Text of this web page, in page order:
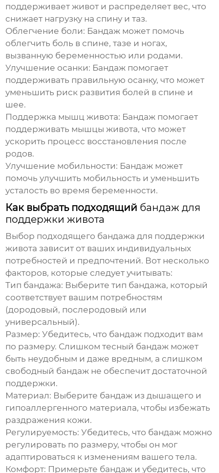
поддерживает живот и распределяет вес, что
снижает нагрузку на спину и таз.
Облегчение боли: Бандаж может помочь
облегчить боль в спине, тазе и ногах,
вызванную беременностью или родами.
Улучшение осанки: Бандаж помогает
поддерживать правильную осанку, что может
уменьшить риск развития болей в спине и
шее.
Поддержка мышц живота: Бандаж помогает
поддерживать мышцы живота, что может
ускорить процесс восстановления после
родов.
Улучшение мобильности: Бандаж может
помочь улучшить мобильность и уменьшить
усталость во время беременности.
Как выбрать подходящий бандаж для
поддержки живота
Выбор подходящего бандажа для поддержки
живота зависит от ваших индивидуальных
потребностей и предпочтений. Вот несколько
факторов, которые следует учитывать:
Тип бандажа: Выберите тип бандажа, который
соответствует вашим потребностям
(дородовый, послеродовый или
универсальный).
Размер: Убедитесь, что бандаж подходит вам
по размеру. Слишком тесный бандаж может
быть неудобным и даже вредным, а слишком
свободный бандаж не обеспечит достаточной
поддержки.
Материал: Выберите бандаж из дышащего и
гипоаллергенного материала, чтобы избежать
раздражения кожи.
Регулируемость: Убедитесь, что бандаж можно
регулировать по размеру, чтобы он мог
адаптироваться к изменениям вашего тела.
Комфорт: Примерьте бандаж и убедитесь, что